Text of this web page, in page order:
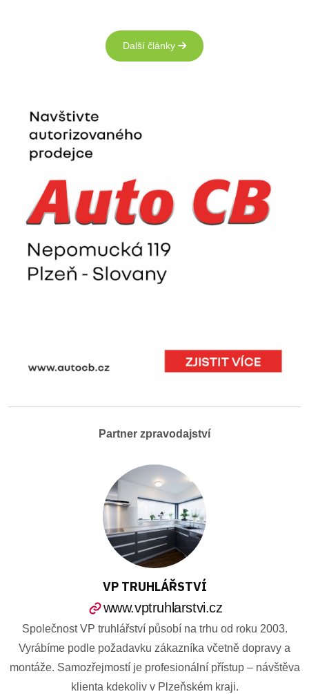
Další články
Partner zpravodajství
VP TRUHLÁŘSTVÍ
www.vptruhlarstvi.cz
Společnost VP truhlářství působí na trhu od roku 2003.
Vyrábíme podle požadavku zákazníka včetně dopravy a
montáže. Samozřejmostí je profesionální přístup – návštěva
klienta kdekoliv v Plzeňském kraji.